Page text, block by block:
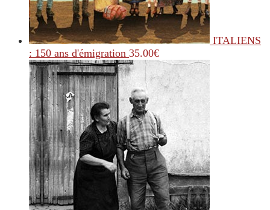
ITALIENS
: 150 ans d'émigration 35.00€